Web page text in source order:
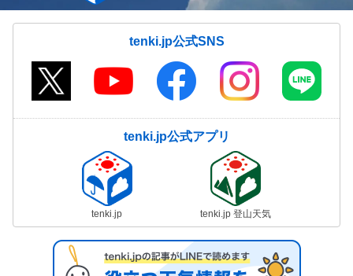
tenki.jp公式SNS
tenki.jp公式アプリ
tenki.jp tenki.jp 登山天気